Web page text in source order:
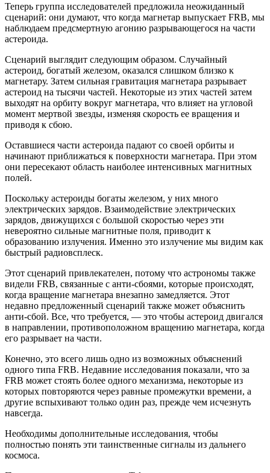
Теперь группа исследователей предложила неожиданный
сценарий: они думают, что когда магнетар выпускает FRB, мы
наблюдаем предсмертную агонию разрывающегося на части
астероида.
Сценарий выглядит следующим образом. Случайный
астероид, богатый железом, оказался слишком близко к
магнетару. Затем сильная гравитация магнетара разрывает
астероид на тысячи частей. Некоторые из этих частей затем
выходят на орбиту вокруг магнетара, что влияет на угловой
момент мертвой звезды, изменяя скорость ее вращения и
приводя к сбою.
Оставшиеся части астероида падают со своей орбиты и
начинают приближаться к поверхности магнетара. При этом
они пересекают область наиболее интенсивных магнитных
полей.
Поскольку астероиды богаты железом, у них много
электрических зарядов. Взаимодействие электрических
зарядов, движущихся с большой скоростью через эти
невероятно сильные магнитные поля, приводит к
образованию излучения. Именно это излучение мы видим как
быстрый радиовсплеск.
Этот сценарий привлекателен, потому что астрономы также
видели FRB, связанные с анти-сбоями, которые происходят,
когда вращение магнетара внезапно замедляется. Этот
недавно предложенный сценарий также может объяснить
анти-сбой. Все, что требуется, — это чтобы астероид двигался
в направлении, противоположном вращению магнетара, когда
его разрывает на части.
Конечно, это всего лишь одно из возможных объяснений
одного типа FRB. Недавние исследования показали, что за
FRB может стоять более одного механизма, некоторые из
которых повторяются через равные промежутки времени, а
другие вспыхивают только один раз, прежде чем исчезнуть
навсегда.
Необходимы дополнительные исследования, чтобы
полностью понять эти таинственные сигналы из дальнего
космоса.